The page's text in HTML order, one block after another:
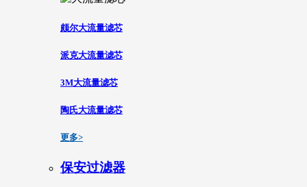
颇尔大流量滤芯
派克大流量滤芯
3M大流量滤芯
陶氏大流量滤芯
更多>
保安过滤器